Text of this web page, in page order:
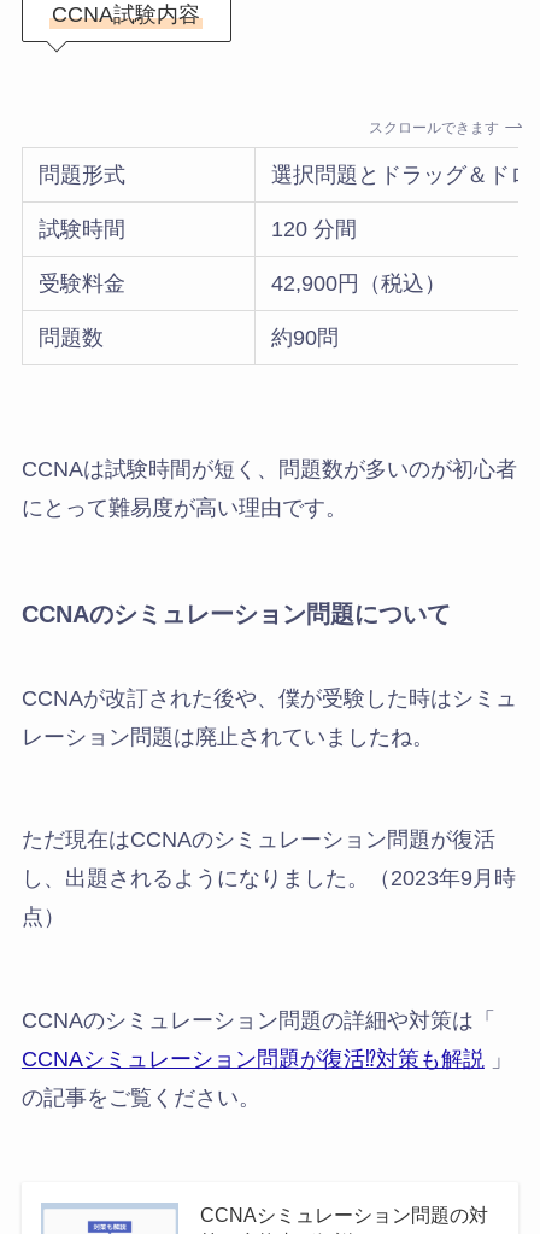
CCNA試験内容
スクロールできます
問題形式 選択問題とドラッグ＆ド
試験時間 120 分間
受験料金 42,900円（税込）
問題数 約90問
CCNAは試験時間が短く、問題数が多いのが初心者
にとって難易度が高い理由です。
CCNAのシミュレーション問題について
CCNAが改訂された後や、僕が受験した時はシミュ
レーション問題は廃止されていましたね。
ただ現在はCCNAのシミュレーション問題が復活
し、出題されるようになりました。（2023年9月時
点）
CCNAのシミュレーション問題の詳細や対策は「
CCNAシミュレーション問題が復活⁉︎対策も解説」
の記事をご覧ください。
CCNAシミュレーション問題の対